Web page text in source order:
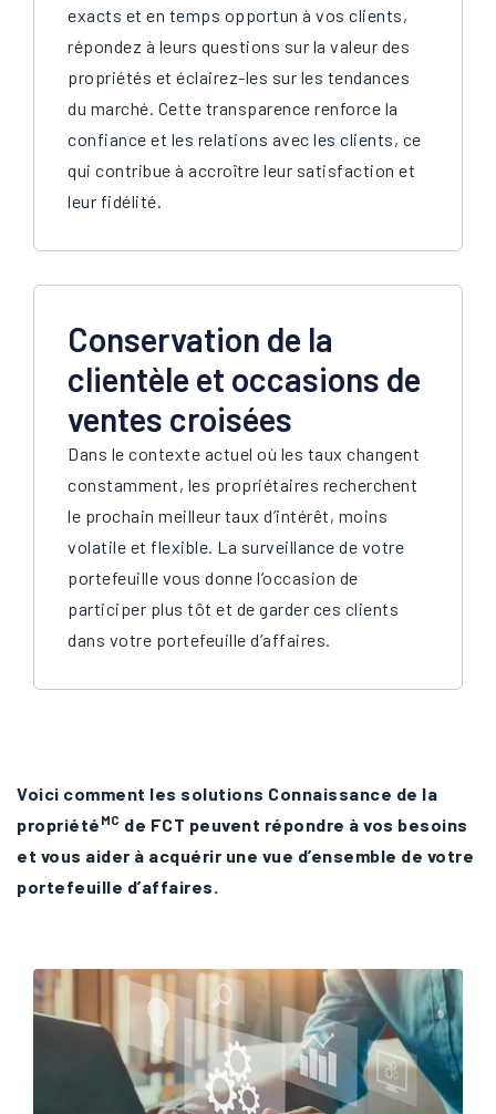
exacts et en temps opportun à vos clients,
répondez à leurs questions sur la valeur des
propriétés et éclairez-les sur les tendances
du marché. Cette transparence renforce la
confiance et les relations avec les clients, ce
qui contribue à accroître leur satisfaction et
leur fidélité.
Conservation de la
clientèle et occasions de
ventes croisées
Dans le contexte actuel où les taux changent
constamment, les propriétaires recherchent
le prochain meilleur taux d’intérêt, moins
volatile et flexible. La surveillance de votre
portefeuille vous donne l’occasion de
participer plus tôt et de garder ces clients
dans votre portefeuille d’affaires.
Voici comment les solutions Connaissance de la
propriété MC de FCT peuvent répondre à vos besoins
et vous aider à acquérir une vue d’ensemble de votre
portefeuille d’affaires.